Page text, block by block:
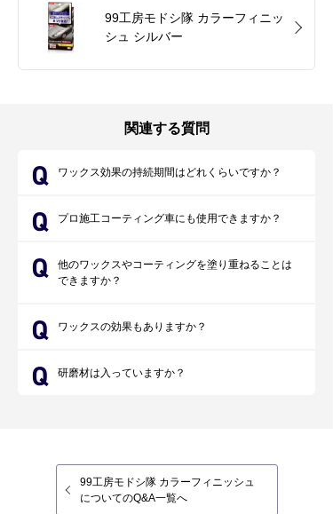
99工房モドシ隊 カラーフィニッ
シュ シルバー
関連する質問
ワックス効果の持続期間はどれくらいですか？
プロ施工コーティング車にも使用できますか？
他のワックスやコーティングを塗り重ねることは
できますか？
ワックスの効果もありますか？
研磨材は入っていますか？
99工房モドシ隊 カラーフィニッシュ
についてのQ&A一覧へ